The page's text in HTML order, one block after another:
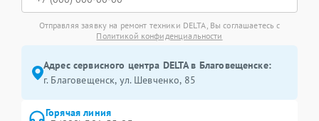
Отправляя заявку на ремонт техники DELTA, Вы соглашаетесь с
Политикой конфиденциальности
Адрес сервисного центра DELTA в Благовещенске:
г. Благовещенск, ул. Шевченко, 85
Горячая линия